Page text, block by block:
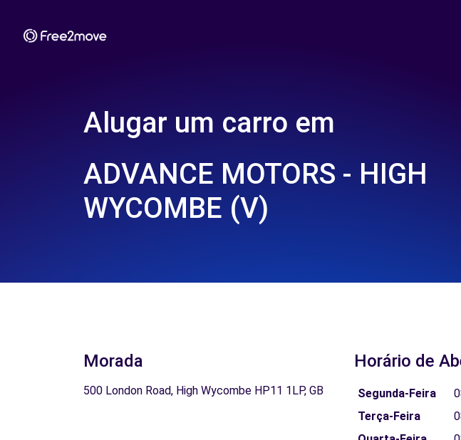
Alugar um carro em
ADVANCE MOTORS - HIGH
WYCOMBE (V)
Morada
500 London Road, High Wycombe HP11 1LP, GB
Horário de
Segunda-Feira
Terça-Feira